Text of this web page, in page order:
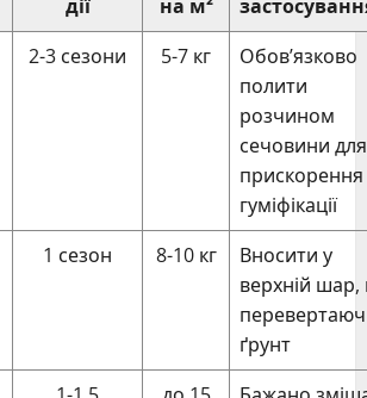
дії
на м²
2-3 сезони 5-7 кг
Обов’язково
полити
розчином
сечовини для
прискорення
гуміфікації
1 сезон 8-10 кг
Вносити у
верхній шар,
ґрунт